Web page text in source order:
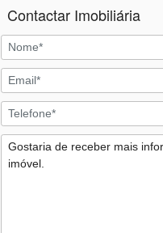
Contactar Imobiliária